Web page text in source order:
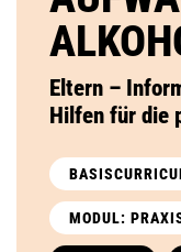
Eltern –
Hilfen für die
MODUL: